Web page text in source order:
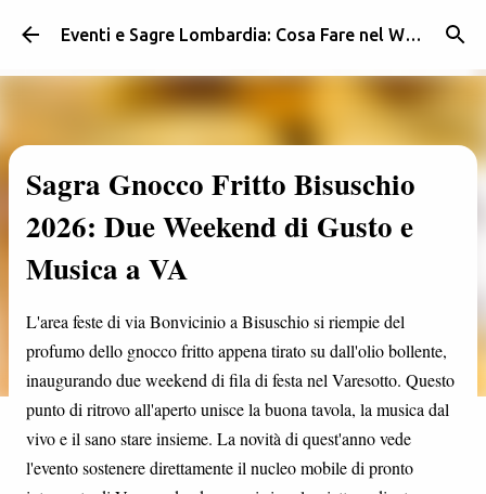
Passa ai contenuti principali Eventi e Sagre Lombardia: Cosa Fare nel Weekend | Weekendidea
Sagra Gnocco Fritto Bisuschio
2026: Due Weekend di Gusto e
Musica a VA
L'area feste di via Bonvicinio a Bisuschio si riempie del
profumo dello gnocco fritto appena tirato su dall'olio bollente,
inaugurando due weekend di fila di festa nel Varesotto. Questo
punto di ritrovo all'aperto unisce la buona tavola, la musica dal
vivo e il sano stare insieme. La novità di quest'anno vede
l'evento sostenere direttamente il nucleo mobile di pronto